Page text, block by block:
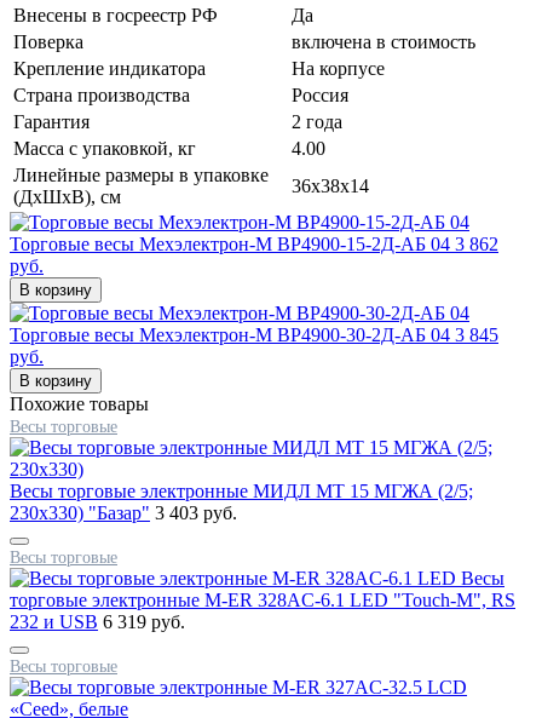
Внесены в госреестр РФ
Да
Поверка
включена в стоимость
Крепление индикатора
На корпусе
Страна производства
Россия
Гарантия
2 года
Масса с упаковкой, кг
4.00
Линейные размеры в упаковке
(ДxШxВ), см
36x38x14
Торговые весы Мехэлектрон-М ВР4900-15-2Д-АБ 04 3 862
руб.
В корзину
Торговые весы Мехэлектрон-М ВР4900-30-2Д-АБ 04 3 845
руб.
В корзину
Похожие товары
Весы торговые
Весы торговые электронные МИДЛ МТ 15 МГЖА (2/5;
230x330) "Базар" 3 403 руб.
Весы торговые
Весы
торговые электронные M-ER 328AC-6.1 LED "Touch-M", RS
232 и USB 6 319 руб.
Весы торговые